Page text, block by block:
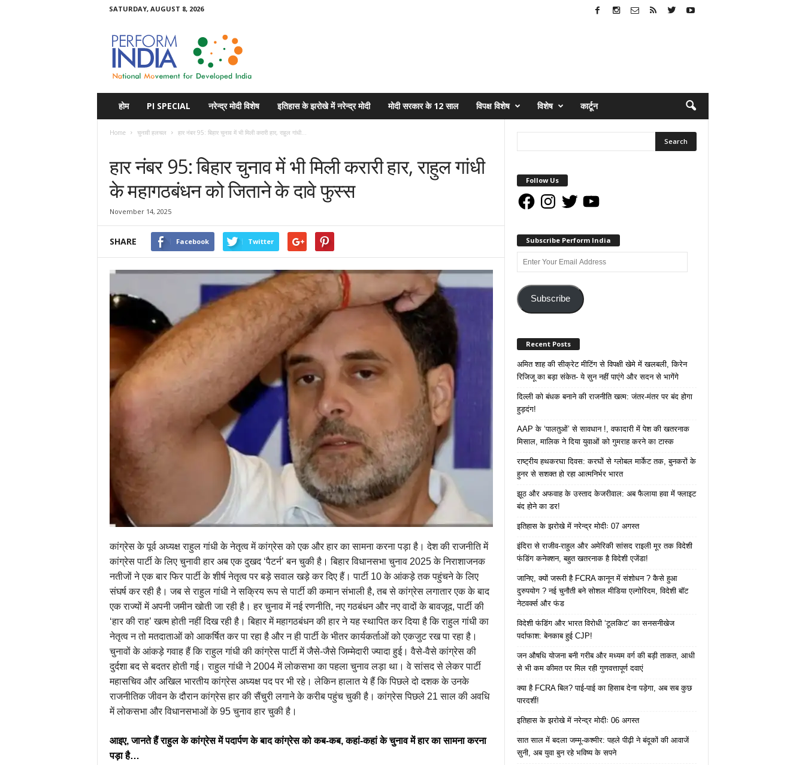
SATURDAY, AUGUST 8, 2026
होम PI SPECIAL नरेन्द्र मोदी विशेष इतिहास के झरोखे में नरेन्द्र मोदी मोदी सरकार के 12 साल विपक्ष विशेष विशेष कार्टून
Home चुनावी हलचल हार नंबर 95: बिहार चुनाव में भी मिली करारी हार, राहुल गांधी...
हार नंबर 95: बिहार चुनाव में भी मिली करारी हार, राहुल गांधी
के महागठबंधन को जिताने के दावे फुस्स
November 14, 2025
SHARE Facebook Twitter
कांग्रेस के पूर्व अध्यक्ष राहुल गांधी के नेतृत्व में कांग्रेस को एक और हार का सामना करना पड़ा है। देश की राजनीति में
कांग्रेस पार्टी के लिए चुनावी हार अब एक दुखद ‘पैटर्न’ बन चुकी है। बिहार विधानसभा चुनाव 2025 के निराशाजनक
नतीजों ने एक बार फिर पार्टी के शीर्ष नेतृत्व पर बड़े सवाल खड़े कर दिए हैं। पार्टी 10 के आंकड़े तक पहुंचने के लिए
संघर्ष कर रही है। जब से राहुल गांधी ने सक्रिय रूप से पार्टी की कमान संभाली है, तब से कांग्रेस लगातार एक के बाद
एक राज्यों में अपनी जमीन खोती जा रही है। हर चुनाव में नई रणनीति, नए गठबंधन और नए वादों के बावजूद, पार्टी की
‘हार की राह’ खत्म होती नहीं दिख रही है। बिहार में महागठबंधन की हार ने यह स्थापित कर दिया है कि राहुल गांधी का
नेतृत्व न तो मतदाताओं को आकर्षित कर पा रहा है और न ही पार्टी के भीतर कार्यकर्ताओं को एकजुट रख पा रहा है।
चुनावों के आंकड़े गवाह हैं कि राहुल गांधी की कांग्रेस पार्टी में जैसे-जैसे जिम्मेदारी ज्यादा हुई। वैसे-वैसे कांग्रेस की
दुर्दशा बद से बदतर होती गई। राहुल गांधी ने 2004 में लोकसभा का पहला चुनाव लड़ा था। वे सांसद से लेकर पार्टी
महासचिव और अखिल भारतीय कांग्रेस अध्यक्ष पद पर भी रहे। लेकिन हालात ये हैं कि पिछले दो दशक के उनके
राजनीतिक जीवन के दौरान कांग्रेस हार की सैंचुरी लगाने के करीब पहुंच चुकी है। कांग्रेस पिछले 21 साल की अवधि
में लोकसभा और विधानसभाओं के 95 चुनाव हार चुकी है।
आइए, जानते हैं राहुल के कांग्रेस में पदार्पण के बाद कांग्रेस को कब-कब, कहां-कहां के चुनाव में हार का सामना करना
पड़ा है…
Follow Us
FacebookInstagram
Twitter YouTube
Subscribe Perform India
Enter
Your
AddressSubscribe
Recent Posts
अमित शाह की सीक्रेट मीटिंग से विपक्षी खेमे में खलबली, किरेन
रिजिजू का बड़ा संकेत- ये सुन नहीं पाएंगे और सदन से भागेंगे
दिल्ली को बंधक बनाने की राजनीति खत्म: जंतर-मंतर पर बंद होगा
हुड़दंग!
AAP के ‘पालतुओं’ से सावधान !, वफादारी में पेश की खतरनाक
मिसाल, मालिक ने दिया युवाओं को गुमराह करने का टास्क
राष्ट्रीय हथकरघा दिवस: करघों से ग्लोबल मार्केट तक, बुनकरों के
हुनर से सशक्त हो रहा आत्मनिर्भर भारत
झूठ और अफवाह के उस्ताद केजरीवाल: अब फैलाया हवा में फ्लाइट
बंद होने का डर!
इतिहास के झरोखे में नरेन्द्र मोदीः 07 अगस्त
इंदिरा से राजीव-राहुल और अमेरिकी सांसद राइली मूर तक विदेशी
फंडिंग कनेक्शन, बहुत खतरनाक है विदेशी एजेंडा!
जानिए, क्यों जरूरी है FCRA कानून में संशोधन ? कैसे हुआ
दुरुपयोग ? नई चुनौती बने सोशल मीडिया एल्गोरिदम, विदेशी बॉट
नेटवर्क्स और फंड
विदेशी फंडिंग और भारत विरोधी ‘टूलकिट’ का सनसनीखेज
पर्दाफाश: बेनकाब हुई CJP!
जन औषधि योजना बनी गरीब और मध्यम वर्ग की बड़ी ताकत, आधी
से भी कम कीमत पर मिल रही गुणवत्तापूर्ण दवाएं
क्या है FCRA बिल? पाई-पाई का हिसाब देना पड़ेगा, अब सब कुछ
पारदर्शी!
इतिहास के झरोखे में नरेन्द्र मोदीः 06 अगस्त
सात साल में बदला जम्मू-कश्मीर: पहले पीढ़ी ने बंदूकों की आवाजें
सुनी, अब युवा बुन रहे भविष्य के सपने